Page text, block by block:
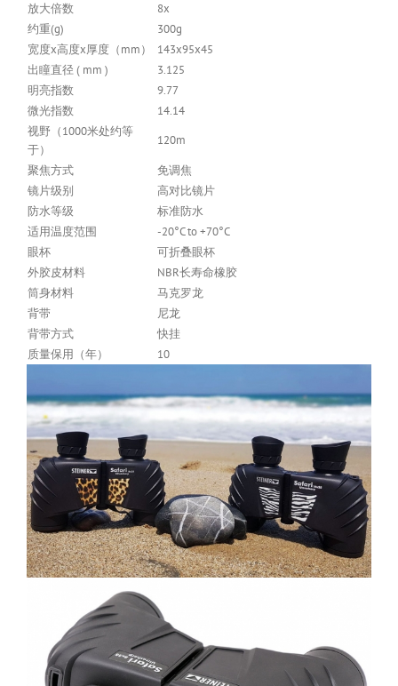
放大倍数
8x
约重(g)
300g
宽度x高度x厚度（mm）
143x95x45
出瞳直径 ( mm )
3.125
明亮指数
9.77
微光指数
14.14
视野（1000米处约等
于）
120m
聚焦方式
免调焦
镜片级别
高对比镜片
防水等级
标准防水
适用温度范围
-20°C to +70°C
眼杯
可折叠眼杯
外胶皮材料
NBR长寿命橡胶
筒身材料
马克罗龙
背带
尼龙
背带方式
快挂
质量保用（年）
10